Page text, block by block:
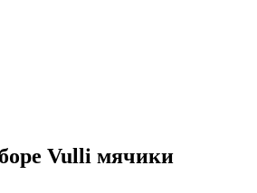
Vulli мячики